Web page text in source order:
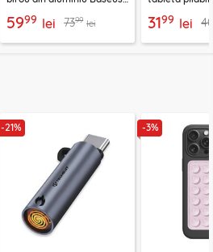
5999 lei 7399 lei 3199 lei
-21% -3%